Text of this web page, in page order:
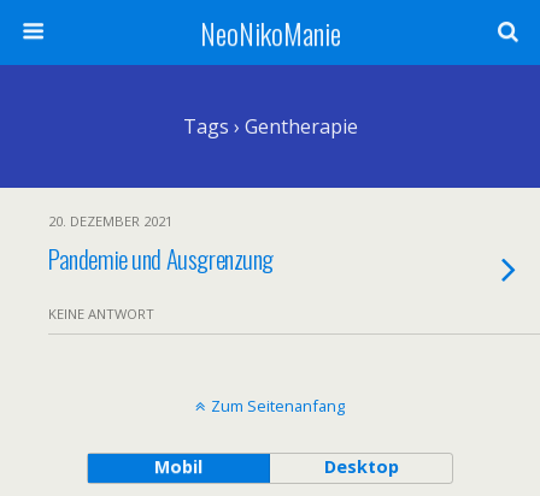
NeoNikoManie
Tags › Gentherapie
20. DEZEMBER 2021
Pandemie und Ausgrenzung
KEINE ANTWORT
Zum Seitenanfang
Mobil Desktop